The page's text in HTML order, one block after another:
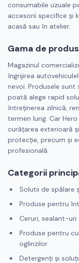
consumabile uzuale
accesorii specifice și
acasă sau în atelier.
Gama de
Magazinul
îngrijirea
nevoi. Produsele
poată alege rapid
întreținerea zilnică,
termen lung. Car
curățarea exterioară
protecție, precum și
profesională.
Categorii
Solutii de spălare
Produse pentru
Ceruri, sealant-
Produse pentru
oglinzilor
Detergenți și